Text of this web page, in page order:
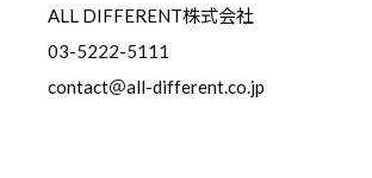
ALL DIFFERENT株式会社
03-5222-5111
contact＠all-different.co.jp